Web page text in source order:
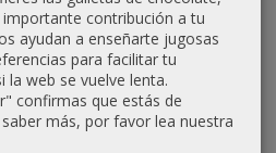
la Momia
27,00 €
30,00 €
70,88 €
78,75 €
contribución a tu
ayudan a enseñarte jugosas
para facilitar tu
la web se vuelve lenta.
confirmas que estás de
saber más, por favor lea nuestra